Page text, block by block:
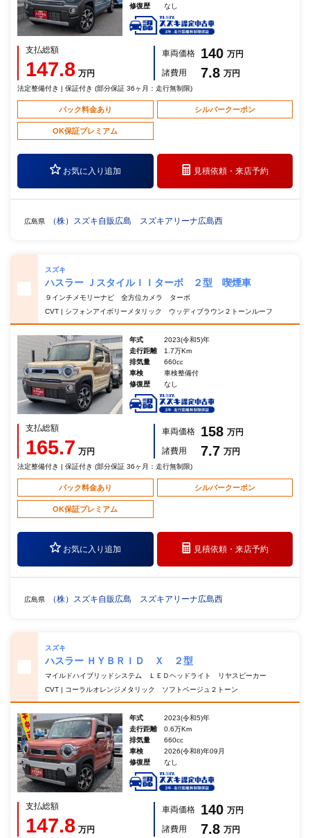
修復歴
なし
支払総額
147.8 万円
車両価格 140 万円
諸費用
7.8 万円
法定整備付き | 保証付き (部分保証 36ヶ月：走行無制限)
パック料金あり シルバークーポン
OK保証プレミアム
お気に入り追加 見積依頼・来店予約
広島県 （株）スズキ自販広島 スズキアリーナ広島西
スズキ
ハスラー ＪスタイルＩＩターボ ２型 喫煙車
９インチメモリーナビ 全方位カメラ ターボ
CVT | シフォンアイボリーメタリック ウッディブラウン２トーンルーフ
年式
2023(令和5)年
走行距離
1.7万Km
排気量
660cc
車検
車検整備付
修復歴
なし
支払総額
165.7 万円
車両価格 158 万円
諸費用
7.7 万円
法定整備付き | 保証付き (部分保証 36ヶ月：走行無制限)
パック料金あり シルバークーポン
OK保証プレミアム
お気に入り追加 見積依頼・来店予約
広島県 （株）スズキ自販広島 スズキアリーナ広島西
スズキ
ハスラー ＨＹＢＲＩＤ Ｘ ２型
マイルドハイブリッドシステム ＬＥＤヘッドライト リヤスピーカー
CVT | コーラルオレンジメタリック ソフトベージュ２トーン
年式
2023(令和5)年
走行距離
0.6万Km
排気量
660cc
車検
2026(令和8)年09月
修復歴
なし
支払総額
147.8 万円
車両価格 140 万円
諸費用
7.8 万円